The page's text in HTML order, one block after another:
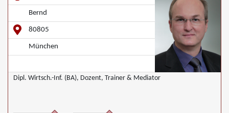
Bernd
80805
München
Dipl. Wirtsch.-Inf. (BA), Dozent, Trainer & Mediator